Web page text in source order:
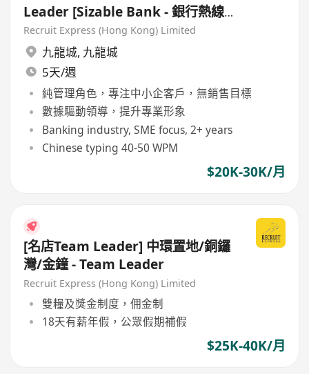
Leader [Sizable Bank - 銀行熱線
服務]
Recruit Express (Hong Kong) Limited
九龍城, 九龍城
5天/週
純管理角色，專注中小企客戶，無銷售目標
數據驅動領導，提升專業形象
Banking industry, SME focus, 2+ years
Chinese typing 40-50 WPM
$20K-30K/月
[名店Team Leader] 中環置地/銅鑼
灣/金鐘 - Team Leader
Recruit Express (Hong Kong) Limited
雙糧及獎金制度，佣金制
18天有薪年假，公眾假期補假
$25K-40K/月